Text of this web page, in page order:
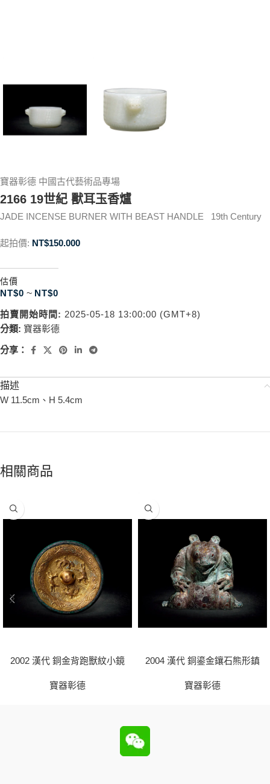
寶器彰德 中國古代藝術品專場
2166 19世紀 獸耳玉香爐
JADE INCENSE BURNER WITH BEAST HANDLE 19th Century
起拍價: NT$150.000
估價
NT$0 ~ NT$0
拍賣開始時間: 2025-05-18 13:00:00 (GMT+8)
分類: 寶器彰德
分享：
描述
W 11.5cm、H 5.4cm
相關商品
2002 漢代 銅金背跑獸紋小鏡
寶器彰德
2004 漢代 銅鎏金鑲石熊形鎮
寶器彰德